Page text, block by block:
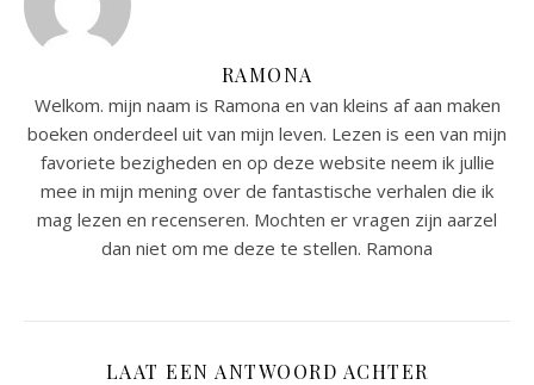
RAMONA
Welkom. mijn naam is Ramona en van kleins af aan maken
boeken onderdeel uit van mijn leven. Lezen is een van mijn
favoriete bezigheden en op deze website neem ik jullie
mee in mijn mening over de fantastische verhalen die ik
mag lezen en recenseren. Mochten er vragen zijn aarzel
dan niet om me deze te stellen. Ramona
LAAT EEN ANTWOORD ACHTER